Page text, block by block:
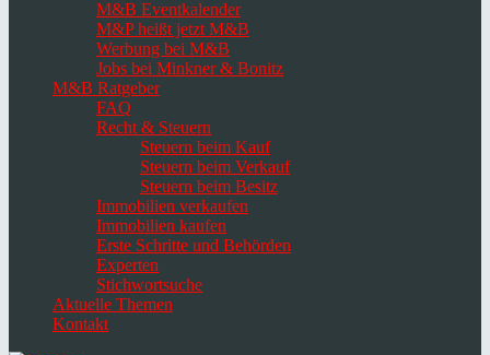
M&B Eventkalender
M&P heißt jetzt M&B
Werbung bei M&B
Jobs bei Minkner & Bonitz
M&B Ratgeber
FAQ
Recht & Steuern
Steuern beim Kauf
Steuern beim Verkauf
Steuern beim Besitz
Immobilien verkaufen
Immobilien kaufen
Erste Schritte und Behörden
Experten
Stichwortsuche
Aktuelle Themen
Kontakt